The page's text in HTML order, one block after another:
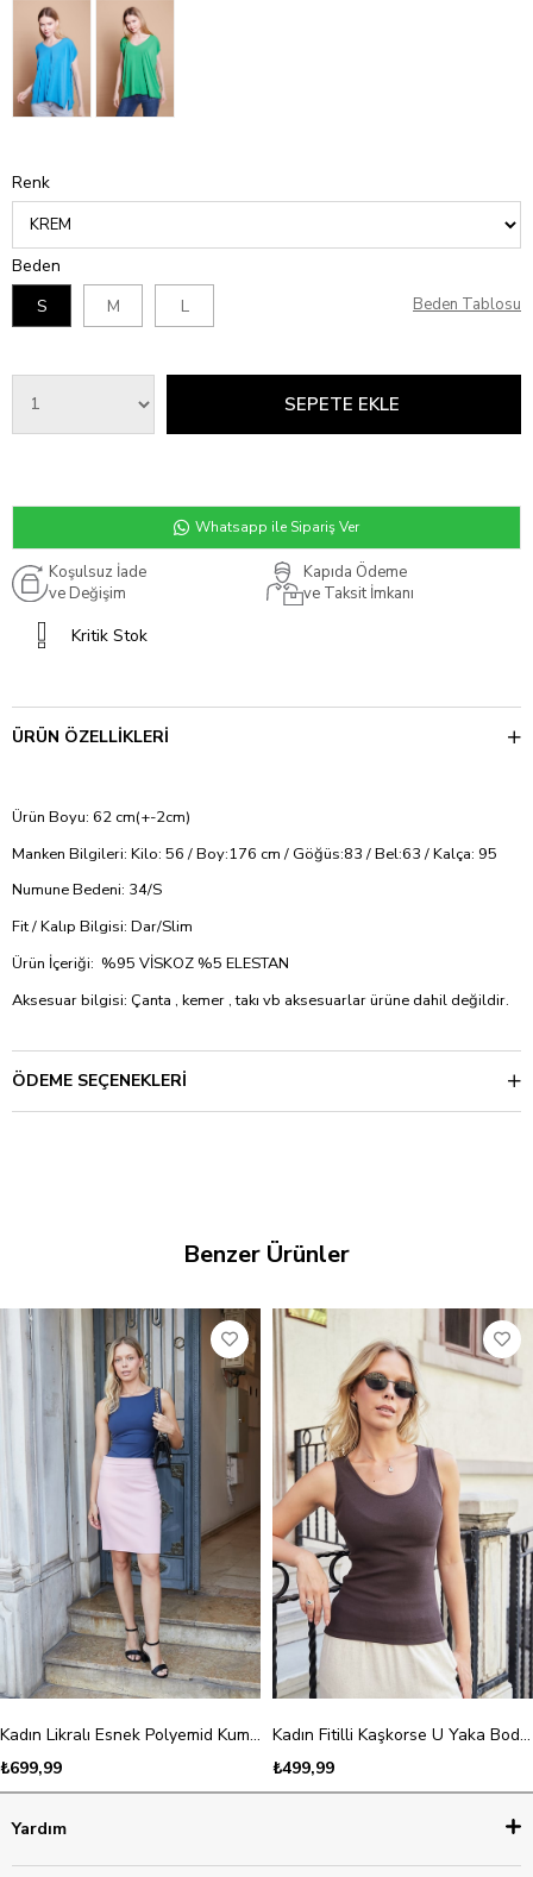
Renk
Beden
S
M L Beden Tablosu
Whatsapp ile Sipariş Ver
Koşulsuz İade
ve Değişim
Kapıda Ödeme
ve Taksit İmkanı
Kritik Stok
ÜRÜN ÖZELLIKLERI
Ürün Boyu: 62 cm(+-2cm)
Manken Bilgileri: Kilo: 56 / Boy:176 cm / Göğüs:83 / Bel:63 / Kalça: 95
Numune Bedeni: 34/S
Fit / Kalıp Bilgisi: Dar/Slim
Ürün İçeriği: %95 VİSKOZ %5 ELESTAN
Aksesuar bilgisi: Çanta , kemer , takı vb aksesuarlar ürüne dahil değildir.
ÖDEME SEÇENEKLERI
Benzer Ürünler
Kadın Likralı Esnek Polyemid Kumaş Kayık Yaka Kolsuz Body Bluz-Lacivert
₺699,99
Kadın Fitilli Kaşkorse U Yaka Body Bluz-Kahve
₺499,99
Yardım